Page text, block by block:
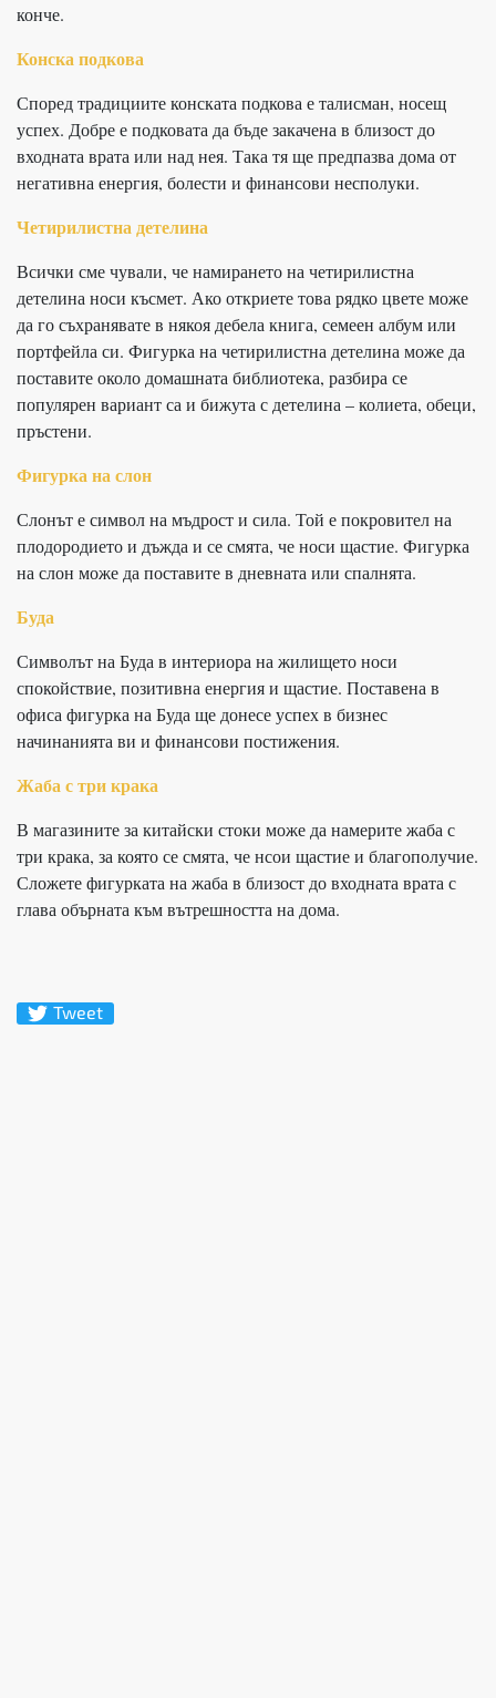
конче.
Конска подкова
Според традициите конската подкова е талисман, носещ
успех. Добре е подковата да бъде закачена в близост до
входната врата или над нея. Така тя ще предпазва дома от
негативна енергия, болести и финансови несполуки.
Четирилистна детелина
Всички сме чували, че намирането на четирилистна
детелина носи късмет. Ако откриете това рядко цвете може
да го съхранявате в някоя дебела книга, семеен албум или
портфейла си. Фигурка на четирилистна детелина може да
поставите около домашната библиотека, разбира се
популярен вариант са и бижута с детелина – колиета, обеци,
пръстени.
Фигурка на слон
Слонът е символ на мъдрост и сила. Той е покровител на
плодородието и дъжда и се смята, че носи щастие. Фигурка
на слон може да поставите в дневната или спалнята.
Буда
Символът на Буда в интериора на жилището носи
спокойствие, позитивна енергия и щастие. Поставена в
офиса фигурка на Буда ще донесе успех в бизнес
начинанията ви и финансови постижения.
Жаба с три крака
В магазините за китайски стоки може да намерите жаба с
три крака, за която се смята, че нсои щастие и благополучие.
Сложете фигурката на жаба в близост до входната врата с
глава обърната към вътрешността на дома.
Tweet